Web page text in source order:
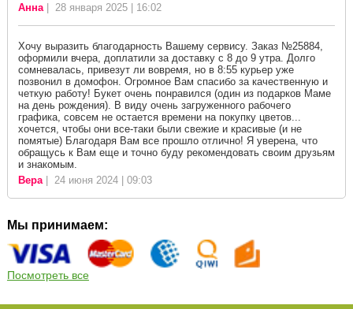
Анна| 28 января 2025 | 16:02
Хочу выразить благодарность Вашему сервису. Заказ №25884,
оформили вчера, доплатили за доставку с 8 до 9 утра. Долго
сомневалась, привезут ли вовремя, но в 8:55 курьер уже
позвонил в домофон. Огромное Вам спасибо за качественную и
четкую работу! Букет очень понравился (один из подарков Маме
на день рождения). В виду очень загруженного рабочего
графика, совсем не остается времени на покупку цветов...
хочется, чтобы они все-таки были свежие и красивые (и не
помятые) Благодаря Вам все прошло отлично! Я уверена, что
обращусь к Вам еще и точно буду рекомендовать своим друзьям
и знакомым.
Вера| 24 июня 2024 | 09:03
Мы принимаем:
Посмотреть все